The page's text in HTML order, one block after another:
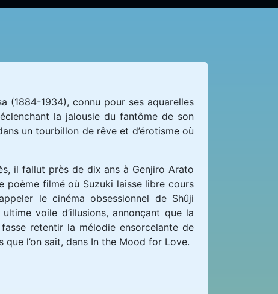
(1884-1934), connu pour ses aquarelles
la jalousie du fantôme de son
un tourbillon de rêve et d’érotisme où
il fallut près de dix ans à Genjiro Arato
poème filmé où Suzuki laisse libre cours
le cinéma obsessionnel de Shûji
voile d’illusions, annonçant que la
retentir la mélodie ensorcelante de
l’on sait, dans In the Mood for Love.